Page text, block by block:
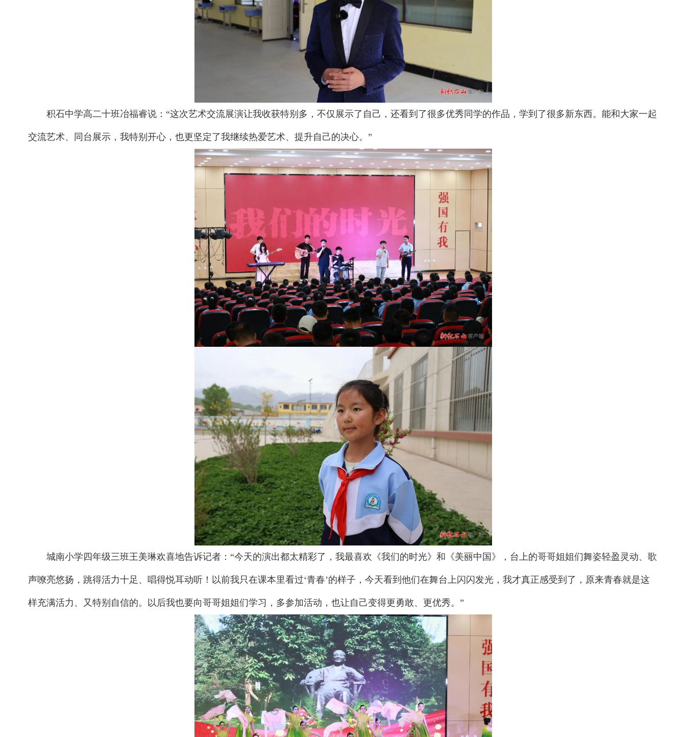
积石中学高二十班冶福睿说：“这次艺术交流展演让我收获特别多，不仅展示了自己，还看到了很多优秀同学的作品，学到了很多新东西。能和大家一起
交流艺术、同台展示，我特别开心，也更坚定了我继续热爱艺术、提升自己的决心。”
城南小学四年级三班王美琳欢喜地告诉记者：“今天的演出都太精彩了，我最喜欢《我们的时光》和《美丽中国》，台上的哥哥姐姐们舞姿轻盈灵动、歌
声嘹亮悠扬，跳得活力十足、唱得悦耳动听！以前我只在课本里看过‘青春’的样子，今天看到他们在舞台上闪闪发光，我才真正感受到了，原来青春就是这
样充满活力、又特别自信的。以后我也要向哥哥姐姐们学习，多参加活动，也让自己变得更勇敢、更优秀。”